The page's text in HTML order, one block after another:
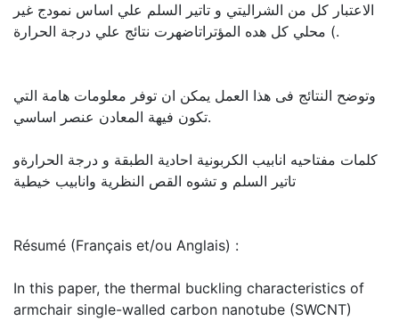
الاعتبار كل من الشراليتي و تاتير السلم علي اساس نمودج غير
محلي كل هده المؤتراتاضهرت نتائج علي درجة الحرارة (.
وتوضح النتائج فى هذا العمل يمكن ان توفر معلومات هامة التي
تكون فيهة المعادن عنصر اساسي.
كلمات مفتاحيه انابيب الكربونية احادية الطبقة و درجة الحرارةو
تاتير السلم و تشوه القص النظرية وانابيب خيطية
Résumé (Français et/ou Anglais) :
In this paper, the thermal buckling characteristics of
armchair single-walled carbon nanotube (SWCNT)